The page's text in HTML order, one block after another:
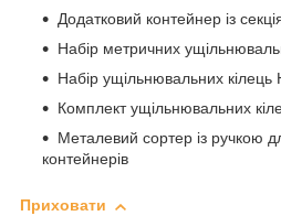
Додатковий контейнер із
Набір метричних
Набір ущільнювальних кілець
Комплект ущільнювальних
Металевий сортер із ручкою
контейнерів
Приховати